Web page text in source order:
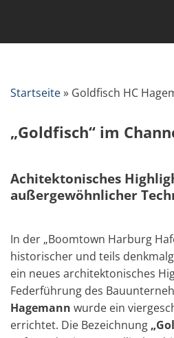
Startseite» Goldfisch HC
„Goldfisch“ im
Achitektonisches
außergewöhnlicher
In der „Boomtown Harburg
historischer und teils
ein neues architektonisches
Federführung des
Hagemann wurde ein
errichtet. Die Bezeichnung